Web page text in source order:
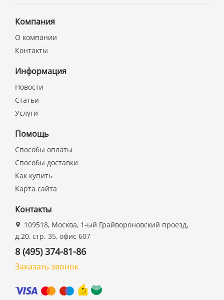
Компания
О компании
Контакты
Информация
Новости
Статьи
Услуги
Помощь
Способы оплаты
Способы доставки
Как купить
Карта сайта
Контакты
109518, Москва, 1-ый Грайвороновский проезд,
д.20, стр. 35, офис 607
8 (495) 374-81-86
Заказать звонок